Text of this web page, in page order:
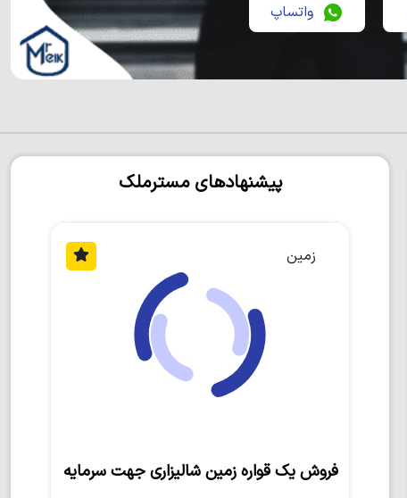
واتساپ
پیشنهادهای مسترملک
زمین
فروش یک قواره زمین شالیزاری جهت سرمایه‌